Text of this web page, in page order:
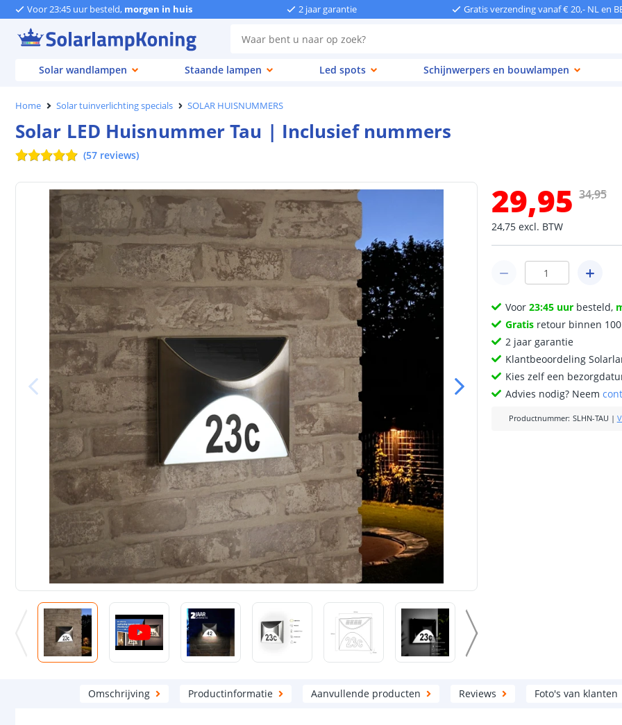
Voor 23:45 uur besteld, morgen in huis 2 jaar garantie Gratis verzending vanaf € 20,- NL en
Solar wandlampen Staande lampen Led spots Schijnwerpers en bouwlampen
Home Solar tuinverlichting specials SOLAR HUISNUMMERS
Solar LED Huisnummer Tau | Inclusief nummers
(57 reviews)
29,95
24,75 excl. BTW
34,95
Voor23:45 uur besteld,
Gratis retour binnen
2 jaar garantie
Klantbeoordeling
Kies zelf een
Advies nodig? Neem
Productnummer: SLHN-TAU |
Omschrijving Productinformatie Aanvullende producten Reviews Foto's van klanten